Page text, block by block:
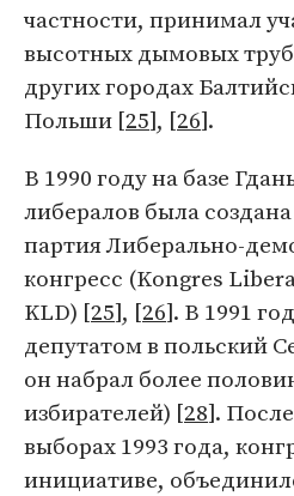
частности, принимал
высотных дымовых труб
других городах
Польши [25], [26].
В 1990 году на базе
либералов была
партия Либерально-
конгресс (Kongres
KLD) [25], [26]. В 1991
депутатом в польский
он набрал более
избирателей) [28].
выборах 1993 года,
инициативе,